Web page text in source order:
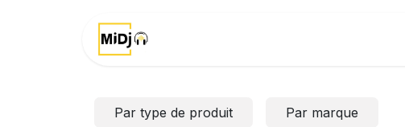
Par type de produit Par marque